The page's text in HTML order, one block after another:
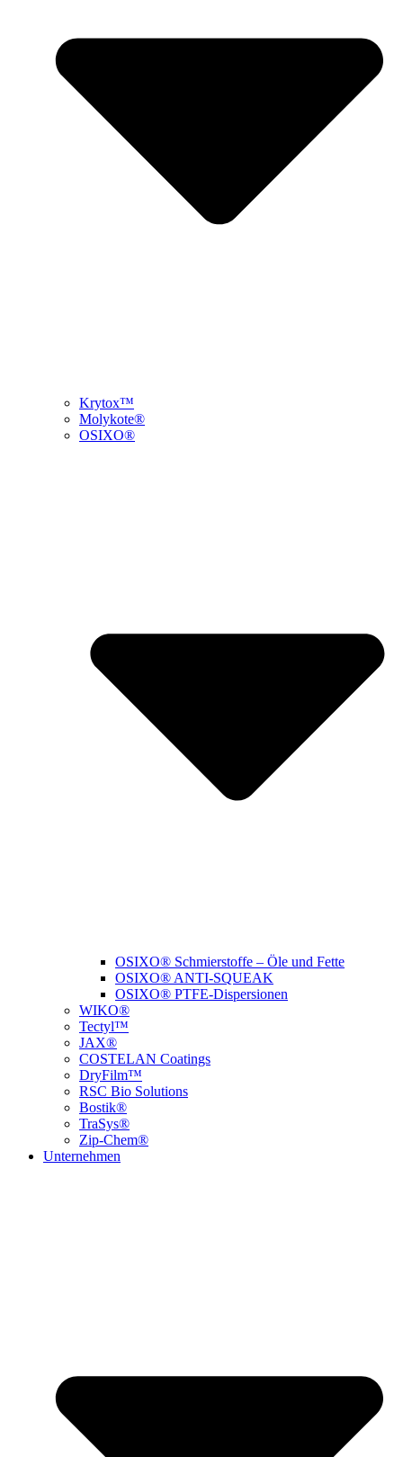
Krytox™
Molykote®
OSIXO®
OSIXO® Schmierstoffe – Öle und Fette
OSIXO® ANTI-SQUEAK
OSIXO® PTFE-Dispersionen
WIKO®
Tectyl™
JAX®
COSTELAN Coatings
DryFilm™
RSC Bio Solutions
Bostik®
TraSys®
Zip-Chem®
Unternehmen